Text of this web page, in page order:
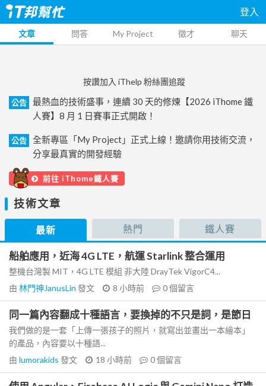
登入
文章 問答 My Project 徵才 聊天
按讚加入 iThelp 粉絲團追蹤
公告
最熱血的技術盛事，連續 30 天的修煉【2026 iThome 鐵
人賽】8 月 1 日賽事正式開啟！
公告
全新專區「My Project」正式上線！邀請你用技術交流，
分享最真實的開發經驗
前往 iThome鐵人賽
技術文章
最新 熱門 鐵人賽
船舶應用，近海 4G LTE，航運 Starlink 整合運用
整機台灣製 MIT，4G LTE 模組 非大陸 DrayTek VigorC4...
由 林門神JanusLin 發文 8 小時前 0個留言
同一篇內容翻成十種語言，要換掉的不只是詞，是節日
我們做的是一套「上傳一張孩子的照片，就寫出並畫出一本繪本」
的產品，內容要以十種語...
由 lumorakids 發文 18 小時前 0個留言